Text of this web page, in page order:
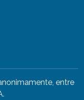
entre